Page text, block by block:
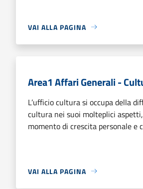
VAI ALLA PAGINA
Area1 Affari Generali -
L’ufficio cultura si occupa della
cultura nei suoi molteplici
momento di crescita personale e
VAI ALLA PAGINA